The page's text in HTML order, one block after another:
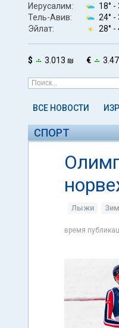
Иерусалим: 18° -
Тель-Авив:
24° -
Эйлат:
28° -
$ 3.013 ₪ €
ВСЕ НОВОСТИ
СПОРТ
Лыжи
время